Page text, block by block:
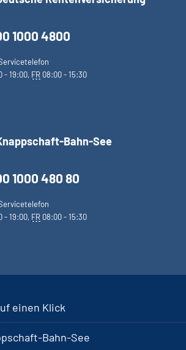
1000 4800
- 19:00, FR 08:00 - 15:30
Bahn-See
1000 480 80
- 19:00, FR 08:00 - 15:30
einen Klick
Bahn-See